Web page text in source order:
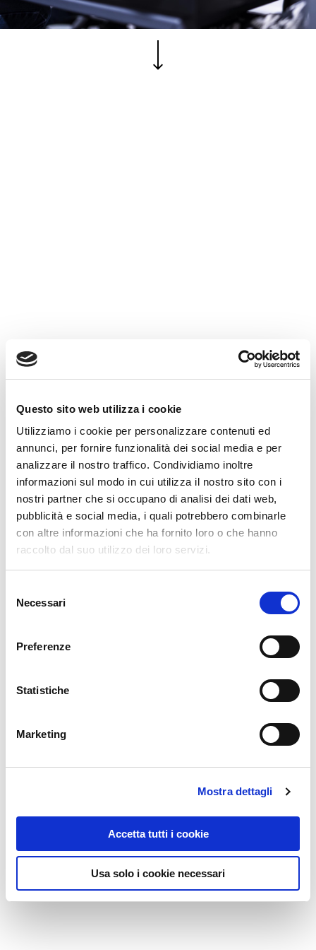
Questo sito web utilizza i cookie
Utilizziamo i cookie per personalizzare contenuti ed
annunci, per fornire funzionalità dei social media e per
analizzare il nostro traffico. Condividiamo inoltre
informazioni sul modo in cui utilizza il nostro sito con i
nostri partner che si occupano di analisi dei dati web,
pubblicità e social media, i quali potrebbero combinarle
con altre informazioni che ha fornito loro o che hanno
raccolto dal suo utilizzo dei loro servizi.
delNecessari
Preferenze
Statistiche
Marketing
Mostra dettagli
Accetta tutti i cookie
Usa solo i cookie necessari